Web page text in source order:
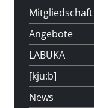
Mitgliedschaft
Angebote
LABUKA
[kju:b]
News